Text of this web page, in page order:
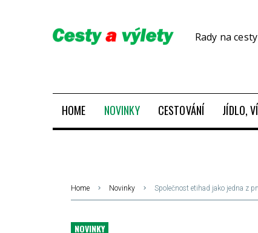
Rady na
HOME NOVINKY CESTOVÁNÍ JÍDLO,
Home Novinky Společnost etihad jako jedna z
NOVINKY